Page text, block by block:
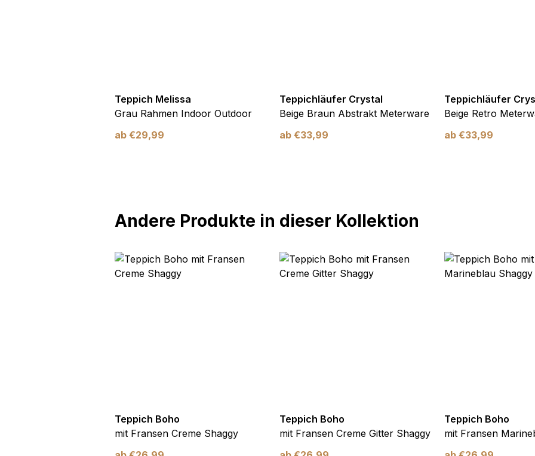
Teppich Melissa
Grau Rahmen Indoor Outdoor
ab €29,99
Teppichläufer Crystal
Beige Braun Abstrakt Meterware
ab €33,99
Teppichläufer
Beige Retro
ab €33,99
Andere Produkte in dieser Kollektion
Teppich Boho
mit Fransen Creme Shaggy
Teppich Boho
mit Fransen Creme Gitter Shaggy
Teppich Boho
mit Fransen